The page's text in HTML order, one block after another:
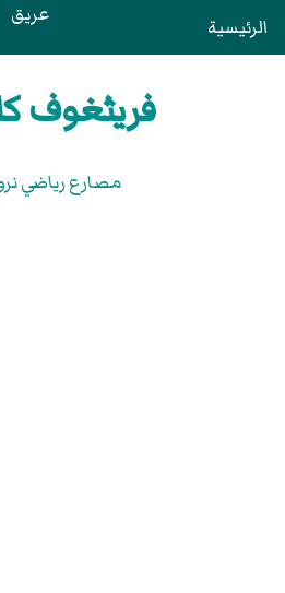
الرئيسية عريق
فريثغوف
مصارع رياضي